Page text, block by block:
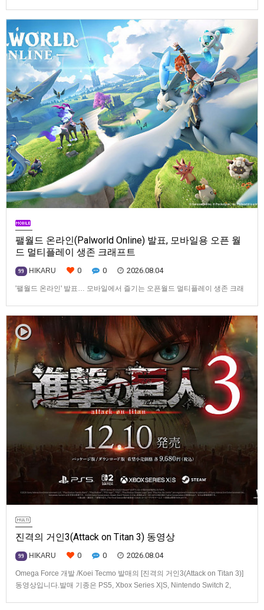
팰월드 온라인(Palworld Online) 발표, 모바일용 오픈 월
드 멀티플레이 생존 크래프트
99 HIKARU 0 0 2026.08.04
'팰월드 온라인' 발표… 모바일에서 즐기는 오픈월드 멀티플레이 생존 크래
인Pocketpair의 정식 라이선스를 받아, 글로벌 히트작 '팰월드(Palworld)'를
기반으로 한…
진격의 거인3(Attack on Titan 3) 동영상
99 HIKARU 0 0 2026.08.04
Omega Force 개발 /Koei Tecmo 발매의 [진격의 거인3(Attack on Titan 3)]
동영상입니다.발매 기종은 PS5, Xbox Series X|S, Nintendo Switch 2,